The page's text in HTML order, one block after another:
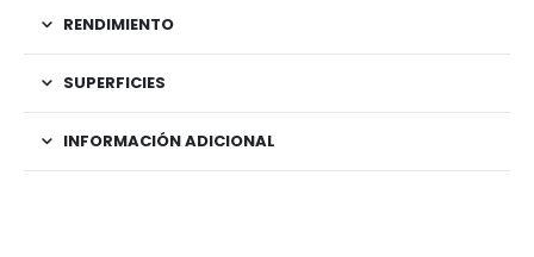
RENDIMIENTO
SUPERFICIES
INFORMACIÓN ADICIONAL